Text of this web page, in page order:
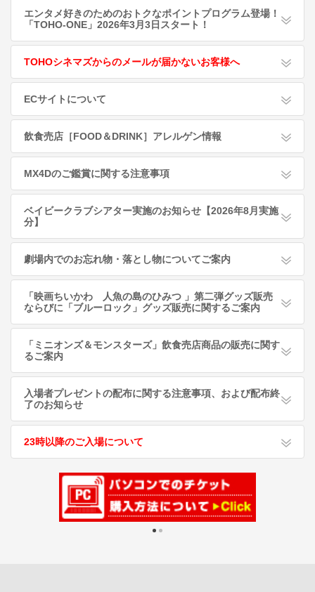
エンタメ好きのためのおトクなポイントプログラム登場！
「TOHO-ONE」2026年3月3日スタート！
TOHOシネマズからのメールが届かないお客様へ
ECサイトについて
飲食売店［FOOD＆DRINK］アレルゲン情報
MX4Dのご鑑賞に関する注意事項
ベイビークラブシアター実施のお知らせ【2026年8月実施
分】
劇場内でのお忘れ物・落とし物についてご案内
「映画ちいかわ 人魚の島のひみつ 」第二弾グッズ販売
ならびに「ブルーロック」グッズ販売に関するご案内
「ミニオンズ＆モンスターズ」飲食売店商品の販売に関す
るご案内
入場者プレゼントの配布に関する注意事項、および配布終
了のお知らせ
23時以降のご入場について